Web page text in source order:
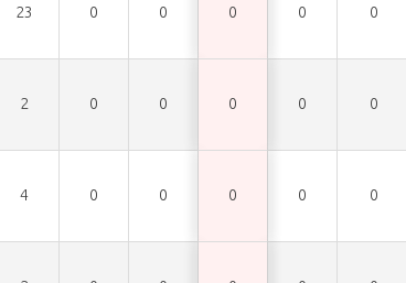
23 0 0 0 0 0
2 0 0 0 0 0
4 0 0 0 0 0